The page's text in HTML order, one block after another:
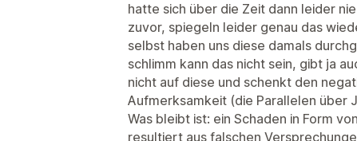
hatte sich über die Zeit dann leider
zuvor, spiegeln leider genau das
selbst haben uns diese damals
schlimm kann das nicht sein, gibt ja
nicht auf diese und schenkt den
Aufmerksamkeit (die Parallelen über
Was bleibt ist: ein Schaden in Form
resultiert aus falschen